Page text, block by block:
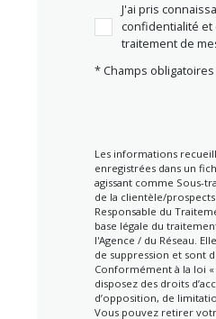
J'ai pris
confidentialité
traitement de
* Champs obligatoires
Les informations
enregistrées dans un
agissant comme Sous-
de la clientèle/
Responsable du
base légale du
l'Agence / du Réseau.
de suppression et sont
Conformément à la loi
disposez des droits
d’opposition, de
Vous pouvez retirer